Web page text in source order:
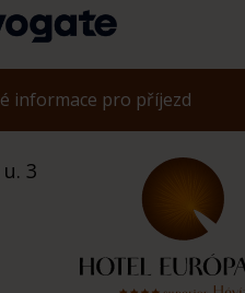
informace pro příjezd
3